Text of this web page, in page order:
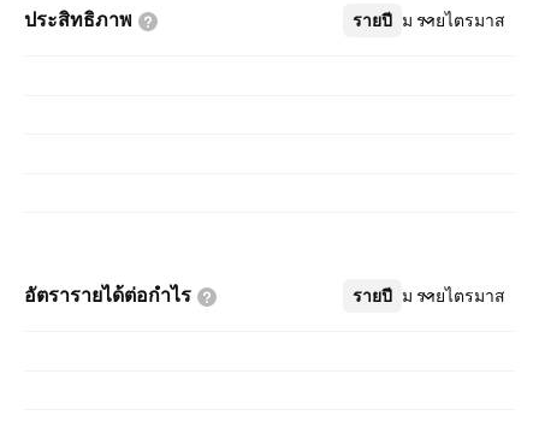
ประสิทธิภาพ รายปี รายไตรมาส
เพิ่มเติม
อัตรารายได้ต่อกำไร รายปี รายไตรมาส
เพิ่มเติม